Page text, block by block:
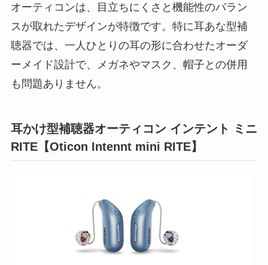
オーティコンは、目立ちにくさと機能性のバラン
スが取れたデザインが特徴です。特に耳あな型補
聴器では、一人ひとりの耳の形に合わせたオーダ
ーメイド設計で、メガネやマスク、帽子との併用
も問題ありません。
耳かけ型補聴器オーティコン インテント ミニ
RITE【Oticon Intennt mini RITE】